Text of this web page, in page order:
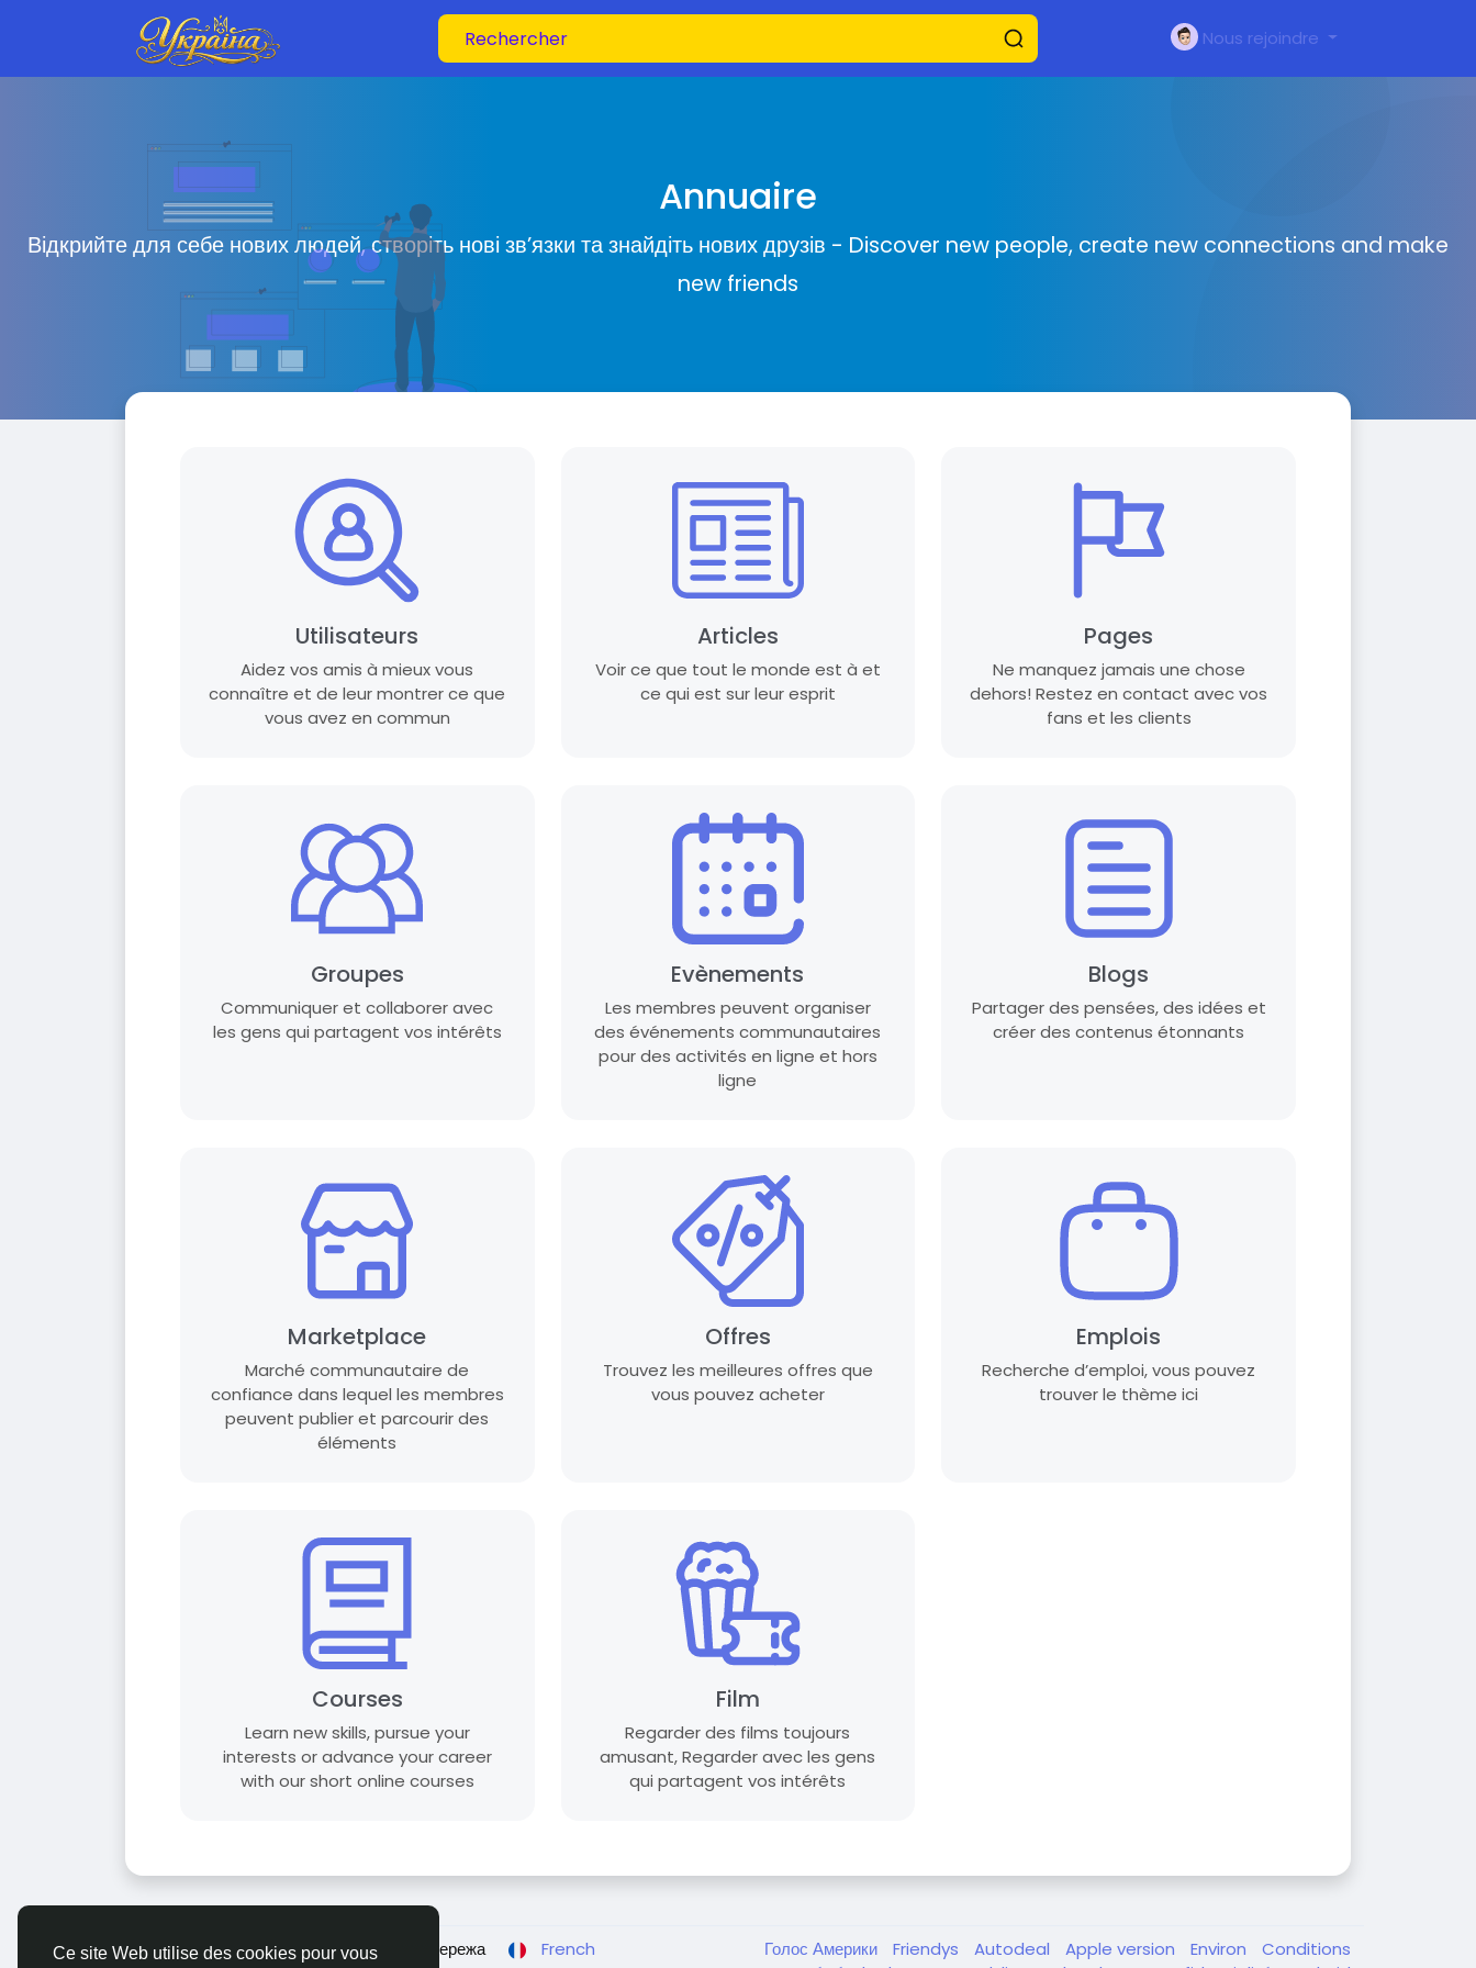
Ce site Web utilise des cookies pour vous
Nous rejoindre
Annuaire
Відкрийте для себе нових людей, створіть нові зв’язки та знайдіть нових друзів - Discover new people, create new connections and make
new friends
Utilisateurs
Aidez vos amis à mieux vous
connaître et de leur montrer ce que
vous avez en commun
Articles
Voir ce que tout le monde est à et
ce qui est sur leur esprit
Pages
Ne manquez jamais une chose
dehors! Restez en contact avec vos
fans et les clients
Groupes
Communiquer et collaborer avec
les gens qui partagent vos intérêts
Evènements
Les membres peuvent organiser
des événements communautaires
pour des activités en ligne et hors
ligne
Blogs
Partager des pensées, des idées et
créer des contenus étonnants
Marketplace
Marché communautaire de
confiance dans lequel les membres
peuvent publier et parcourir des
éléments
Offres
Trouvez les meilleures offres que
vous pouvez acheter
Emplois
Recherche d’emploi, vous pouvez
trouver le thème ici
Courses
Learn new skills, pursue your
interests or advance your career
with our short online courses
Film
Regarder des films toujours
amusant, Regarder avec les gens
qui partagent vos intérêts
© 2026 Ukraina - Українська соціальна мережа French Голос Америки Friendys Autodeal Apple version Environ
Conditions